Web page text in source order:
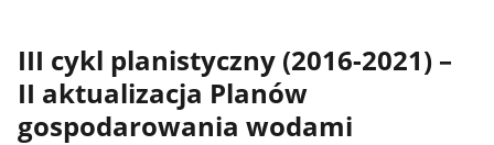
III cykl planistyczny (2016-2021) –
II aktualizacja Planów
gospodarowania wodami